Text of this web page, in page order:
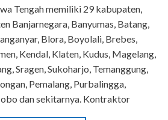
Tengah memiliki 29 kabupaten,
Banjarnegara, Banyumas, Batang,
Blora, Boyolali, Brebes,
Kendal, Klaten, Kudus, Magelang,
Sragen, Sukoharjo, Temanggung,
Pemalang, Purbalingga,
dan sekitarnya. Kontraktor